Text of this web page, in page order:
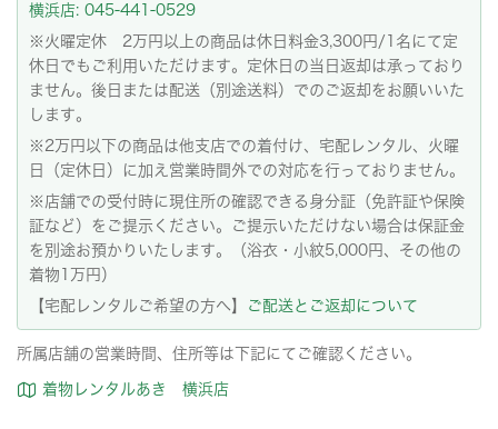
横浜店: 045-441-0529
※火曜定休 2万円以上の商品は休日料金3,300円/1名にて定
休日でもご利用いただけます。定休日の当日返却は承っており
ません。後日または配送（別途送料）でのご返却をお願いいた
します。
※2万円以下の商品は他支店での着付け、宅配レンタル、火曜
日（定休日）に加え営業時間外での対応を行っておりません。
※店舗での受付時に現住所の確認できる身分証（免許証や保険
証など）をご提示ください。ご提示いただけない場合は保証金
を別途お預かりいたします。（浴衣・小紋5,000円、その他の
着物1万円）
【宅配レンタルご希望の方へ】
ご配送とご返却について
所属店舗の営業時間、住所等は下記にてご確認ください。
着物レンタルあき 横浜店